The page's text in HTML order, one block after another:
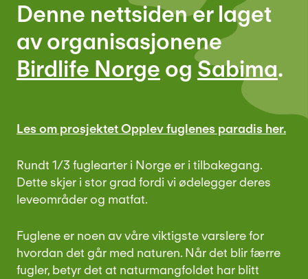
Denne nettsiden er laget
av organisasjonene
Birdlife Norge ogSabima.
Les om prosjektet Opplev fuglenes paradis her.
Rundt 1/3 fuglearter i Norge er i tilbakegang.
Dette skjer i stor grad fordi vi ødelegger deres
leveområder og matfat.
Fuglene er noen av våre viktigste varslere for
hvordan det går med naturen. Når det blir færre
fugler, betyr det at naturmangfoldet har blitt